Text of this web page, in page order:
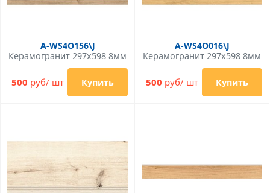
A-WS4O156\J
Керамогранит 297x598 8мм
500 руб/ шт Купить
A-WS4O016\J
Керамогранит 297x598 8мм
500 руб/ шт Купить